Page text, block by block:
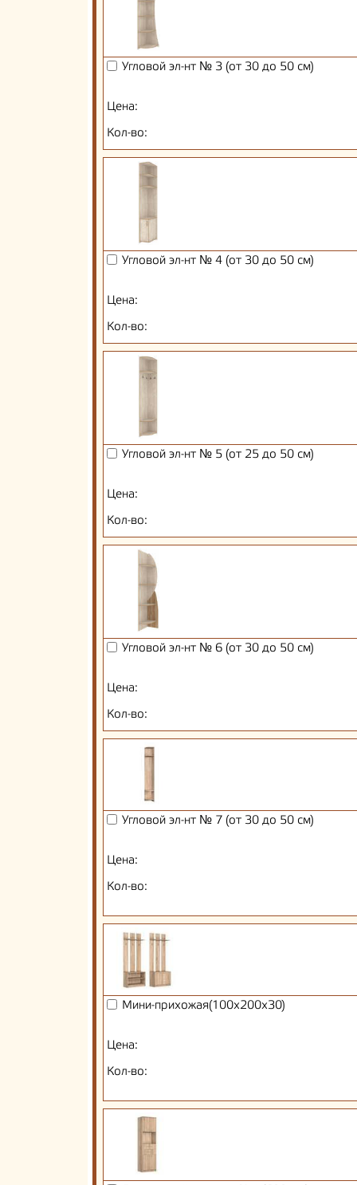
Угловой эл-нт № 3 (от 30 до 50 см)
Цена:
Кол-во:
Угловой эл-нт № 4 (от 30 до 50 см)
Цена:
Кол-во:
Угловой эл-нт № 5 (от 25 до 50 см)
Цена:
Кол-во:
Угловой эл-нт № 6 (от 30 до 50 см)
Цена:
Кол-во:
Угловой эл-нт № 7 (от 30 до 50 см)
Цена:
Кол-во:
Мини-прихожая(100х200х30)
Цена:
Кол-во: